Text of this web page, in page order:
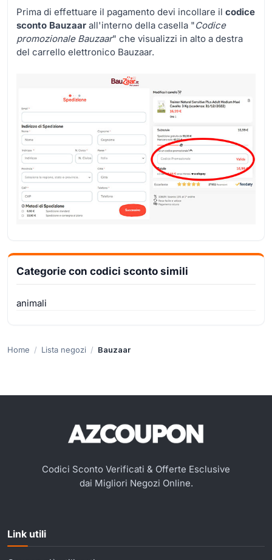
Prima di effettuare il pagamento devi incollare il codice
sconto Bauzaar all'interno della casella "Codice
promozionale Bauzaar" che visualizzi in alto a destra
del carrello elettronico Bauzaar.
Categorie con codici sconto simili
animali
Home Lista negozi Bauzaar
Codici Sconto Verificati & Offerte Esclusive
dai Migliori Negozi Online.
Link utili